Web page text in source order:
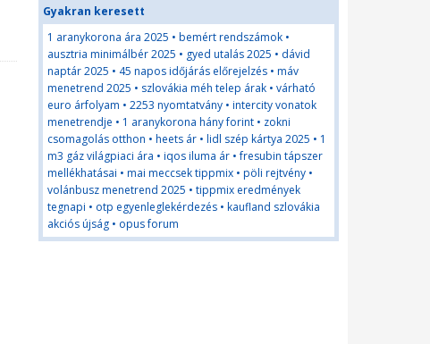
Gyakran keresett
1 aranykorona ára 2025 • bemért rendszámok •
ausztria minimálbér 2025 • gyed utalás 2025 • dávid
naptár 2025 • 45 napos időjárás előrejelzés • máv
menetrend 2025 • szlovákia méh telep árak • várható
euro árfolyam • 2253 nyomtatvány • intercity vonatok
menetrendje • 1 aranykorona hány forint • zokni
csomagolás otthon • heets ár • lidl szép kártya 2025 • 1
m3 gáz világpiaci ára • iqos iluma ár •fresubin tápszer
mellékhatásai • mai meccsek tippmix • pöli rejtvény •
volánbusz menetrend 2025 • tippmix eredmények
tegnapi • otp egyenleglekérdezés • kaufland szlovákia
akciós újság • opus forum